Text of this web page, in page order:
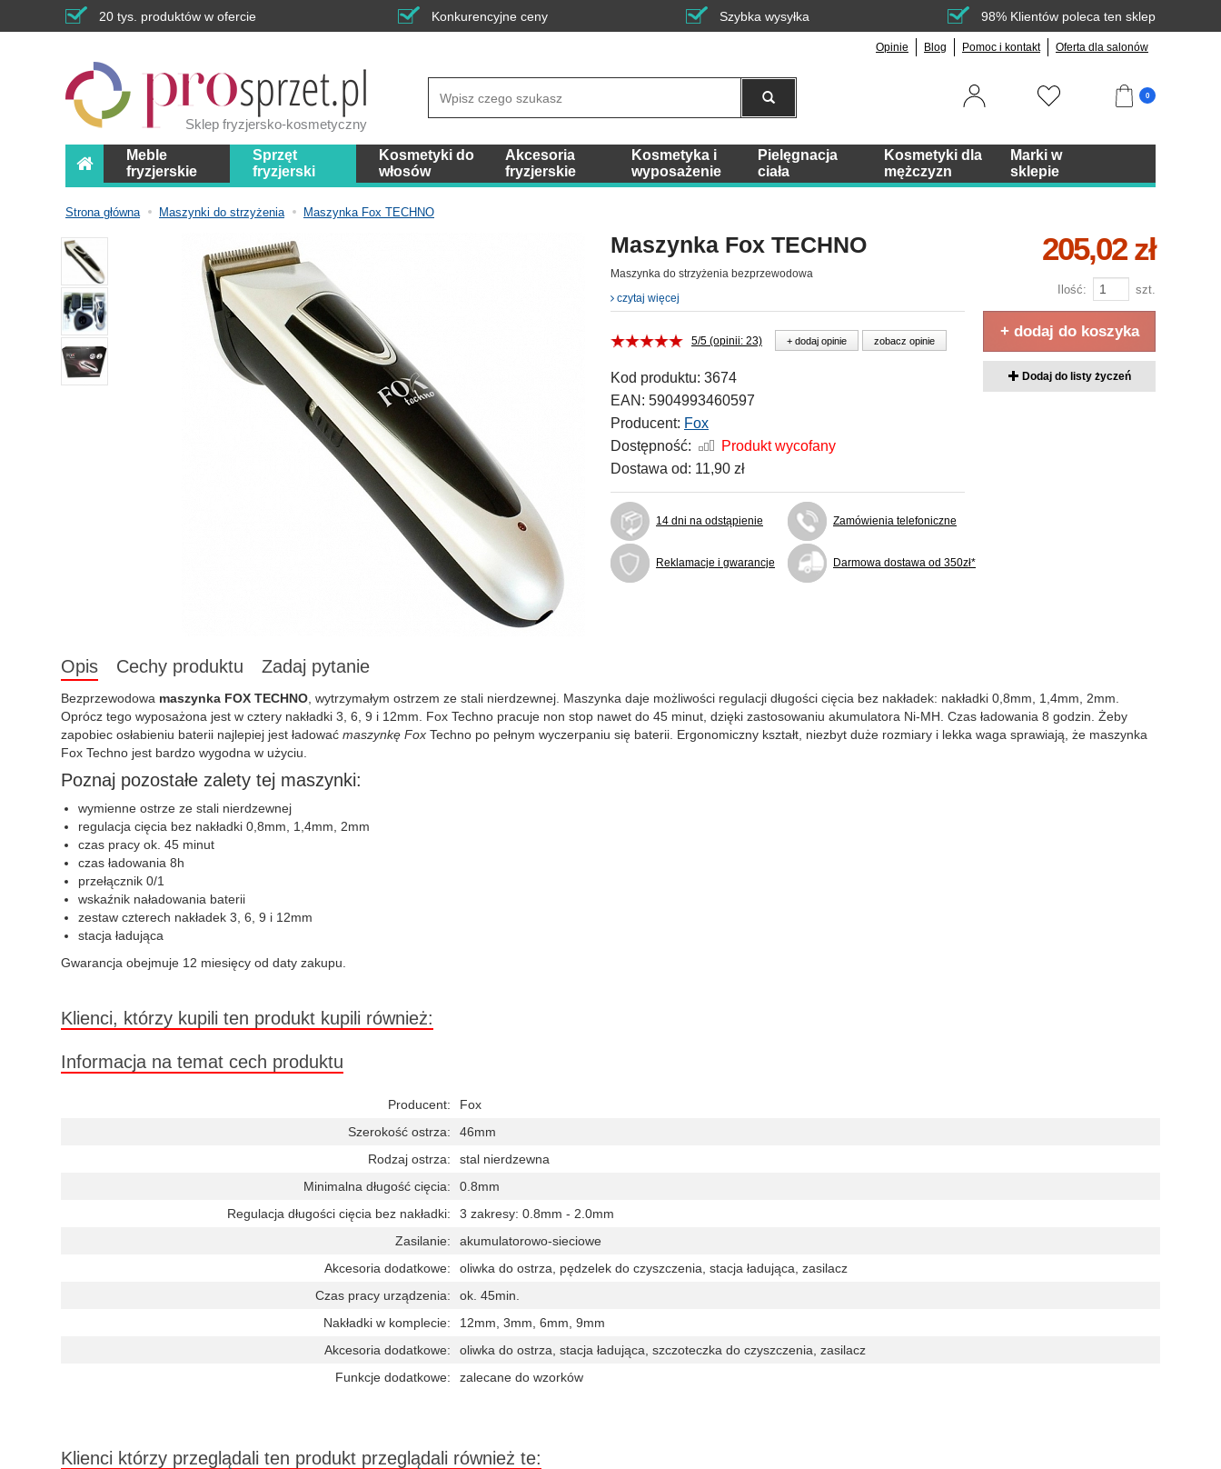
20 tys. produktów w ofercie Konkurencyjne ceny Szybka wysyłka 98% Klientów poleca ten sklep
Opinie Blog Pomoc i kontakt Oferta dla salonów
Sklep fryzjersko-kosmetyczny
0
Meble
fryzjerskie
Sprzęt
fryzjerski
Kosmetyki do
włosów
Akcesoria
fryzjerskie
Kosmetyka i
wyposażenie
Pielęgnacja
ciała
Kosmetyki dla
mężczyzn
Marki w
sklepie
Strona główna Maszynki do strzyżenia Maszynka Fox TECHNO
Maszynka Fox TECHNO
Maszynka do strzyżenia bezprzewodowa
czytaj więcej
5/5 (opinii: 23) + dodaj opinie zobacz opinie
Kod produktu: 3674
EAN: 5904993460597
Producent: Fox
Dostępność:
Produkt wycofany
Dostawa od: 11,90 zł
14 dni na odstąpienie Zamówienia telefoniczne
Reklamacje i gwarancje Darmowa dostawa od 350zł*
205,02 zł
Ilość: szt.
+ dodaj do koszyka
Dodaj do listy życzeń
Opis Cechy produktu Zadaj pytanie
Bezprzewodowa maszynka FOX TECHNO , wytrzymałym ostrzem ze stali nierdzewnej. Maszynka daje możliwości regulacji długości cięcia bez nakładek: nakładki 0,8mm, 1,4mm, 2mm.
Oprócz tego wyposażona jest w cztery nakładki 3, 6, 9 i 12mm. Fox Techno pracuje non stop nawet do 45 minut, dzięki zastosowaniu akumulatora Ni-MH. Czas ładowania 8 godzin. Żeby
zapobiec osłabieniu baterii najlepiej jest ładować maszynkę Fox Techno po pełnym wyczerpaniu się baterii. Ergonomiczny kształt, niezbyt duże rozmiary i lekka waga sprawiają, że maszynka
Fox Techno jest bardzo wygodna w użyciu.
Poznaj pozostałe zalety tej maszynki:
wymienne ostrze ze stali nierdzewnej
regulacja cięcia bez nakładki 0,8mm, 1,4mm, 2mm
czas pracy ok. 45 minut
czas ładowania 8h
przełącznik 0/1
wskaźnik naładowania baterii
zestaw czterech nakładek 3, 6, 9 i 12mm
stacja ładująca
Gwarancja obejmuje 12 miesięcy od daty zakupu.
Klienci, którzy kupili ten produkt kupili również:
Informacja na temat cech produktu
Producent:
Fox
Szerokość ostrza:
46mm
Rodzaj ostrza:
stal nierdzewna
Minimalna długość cięcia:
0.8mm
Regulacja długości cięcia bez nakładki:
3 zakresy: 0.8mm - 2.0mm
Zasilanie:
akumulatorowo-sieciowe
Akcesoria dodatkowe:
oliwka do ostrza, pędzelek do czyszczenia, stacja ładująca, zasilacz
Czas pracy urządzenia:
ok. 45min.
Nakładki w komplecie:
12mm, 3mm, 6mm, 9mm
Akcesoria dodatkowe:
oliwka do ostrza, stacja ładująca, szczoteczka do czyszczenia, zasilacz
Funkcje dodatkowe:
zalecane do wzorków
Klienci którzy przeglądali ten produkt przeglądali również te: